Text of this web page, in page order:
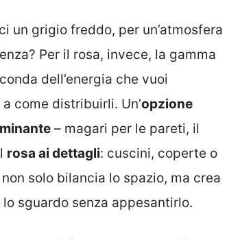
un grigio freddo, per un’atmosfera
Per il rosa, invece, la gamma
dell’energia che vuoi
come distribuirli. Un’opzione
– magari per le pareti, il
rosa ai dettagli: cuscini, coperte o
solo bilancia lo spazio, ma crea
sguardo senza appesantirlo.